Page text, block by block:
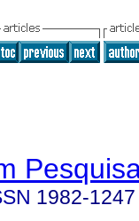
1982-1247